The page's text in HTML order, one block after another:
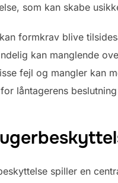
som kan skabe
formkrav blive
kan manglende
fejl og mangler kan
låntagerens
spiller en